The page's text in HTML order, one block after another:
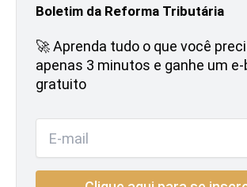
Boletim da Reforma Tributária
🚀 Aprenda tudo o que você
apenas 3 minutos e ganhe um
gratuito